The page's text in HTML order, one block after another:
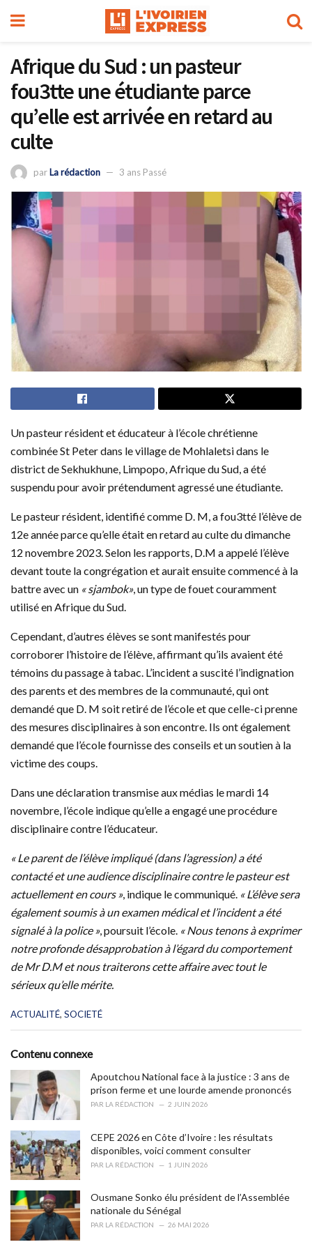
Afrique du Sud : un pasteur
fou3tte une étudiante parce
qu’elle est arrivée en retard au
culte
parLa rédaction 3 ans Passé
Un pasteur résident et éducateur à l’école chrétienne
combinée St Peter dans le village de Mohlaletsi dans le
district de Sekhukhune, Limpopo, Afrique du Sud, a été
suspendu pour avoir prétendument agressé une étudiante.
Le pasteur résident, identifié comme D. M, a fou3tté l’élève de
12e année parce qu’elle était en retard au culte du dimanche
12 novembre 2023. Selon les rapports, D.M a appelé l’élève
devant toute la congrégation et aurait ensuite commencé à la
battre avec un « sjambok», un type de fouet couramment
utilisé en Afrique du Sud.
Cependant, d’autres élèves se sont manifestés pour
corroborer l’histoire de l’élève, affirmant qu’ils avaient été
témoins du passage à tabac. L’incident a suscité l’indignation
des parents et des membres de la communauté, qui ont
demandé que D. M soit retiré de l’école et que celle-ci prenne
des mesures disciplinaires à son encontre. Ils ont également
demandé que l’école fournisse des conseils et un soutien à la
victime des coups.
Dans une déclaration transmise aux médias le mardi 14
novembre, l’école indique qu’elle a engagé une procédure
disciplinaire contre l’éducateur.
« Le parent de l’élève impliqué (dans l’agression) a été
contacté et une audience disciplinaire contre le pasteur est
actuellement en cours », indique le communiqué. « L’élève sera
également soumis à un examen médical et l’incident a été
signalé à la police », poursuit l’école. « Nous tenons à exprimer
notre profonde désapprobation à l’égard du comportement
de Mr D.M et nous traiterons cette affaire avec tout le
sérieux qu’elle mérite.
C
e
r
i
e
:
ACTUALITÉ, SOCIETÉ
Contenu connexe
Apoutchou National face à la justice : 3 ans de
prison ferme et une lourde amende prononcés
PAR LA RÉDACTION 2 JUIN 2026
CEPE 2026 en Côte d’Ivoire : les résultats
disponibles, voici comment consulter
PAR LA RÉDACTION 1 JUIN 2026
Ousmane Sonko élu président de l’Assemblée
nationale du Sénégal
PAR LA RÉDACTION 26 MAI 2026